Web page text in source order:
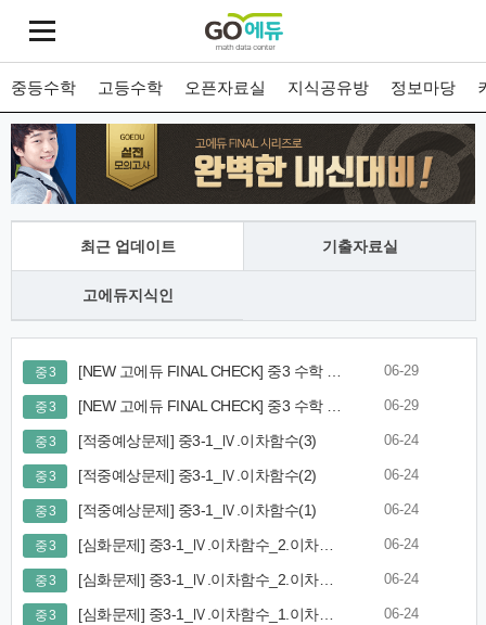
중등수학 고등수학 오픈자료실 지식공유방 정보마당
최근 업데이트 기출자료실
고에듀지식인
중 3 06-29
중 3 06-29
중 3 [적중예상문제] 중3-1_Ⅳ.이차함수(3) 06-24
중 3 [적중예상문제] 중3-1_Ⅳ.이차함수(2) 06-24
중 3 [적중예상문제] 중3-1_Ⅳ.이차함수(1) 06-24
중 3 [심화문제] 중3-1_Ⅳ.이차함수_2.이차함수 그래프와 활용(2) 06-24
중 3 [심화문제] 중3-1_Ⅳ.이차함수_2.이차함수 그래프와 활용(1) 06-24
중 3 [심화문제] 중3-1_Ⅳ.이차함수_1.이차함수와 그 그래프(2) 06-24